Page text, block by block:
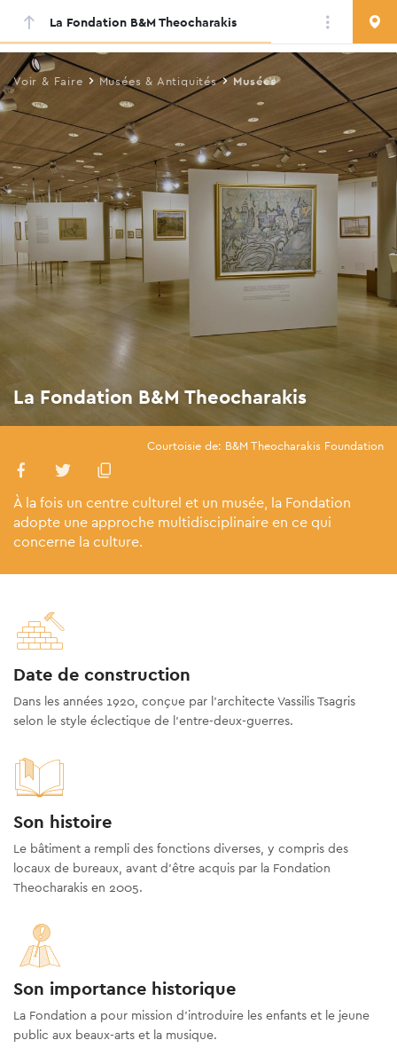
Skip
to
main
content
Voir & Faire Musées & Antiquités Musées
La Fondation B&M Theocharakis
Courtoisie de: B&M Theocharakis Foundation
À la fois un centre culturel et un musée, la Fondation
adopte une approche multidisciplinaire en ce qui
concerne la culture.
La Fondation B&M Theocharakis
Date de construction
Dans les années 1920, conçue par l’architecte Vassilis Tsagris
selon le style éclectique de l'entre-deux-guerres.
Son histoire
Le bâtiment a rempli des fonctions diverses, y compris des
locaux de bureaux, avant d'être acquis par la Fondation
Theocharakis en 2005.
Son importance historique
La Fondation a pour mission d’introduire les enfants et le jeune
public aux beaux-arts et la musique.